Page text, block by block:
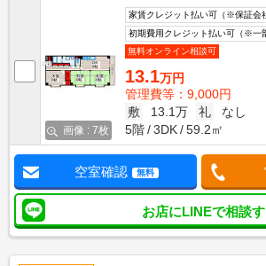
画像 : 7枚
家賃クレジット払い可（※保証会
初期費用クレジット払い可（※一
無料オンライン相談可
13.1万円
管理費等：9,000円
敷
13.1万 礼
なし
5階
3DK 59.2㎡
空室確認 無料
お店にLINEで相談